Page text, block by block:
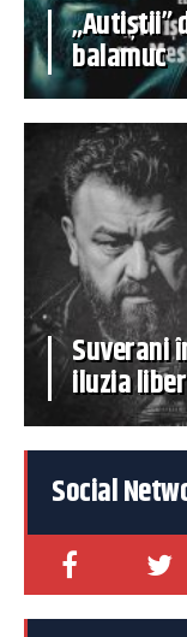
„Autiștii”
balamuc
Suverani
iluzia
Social